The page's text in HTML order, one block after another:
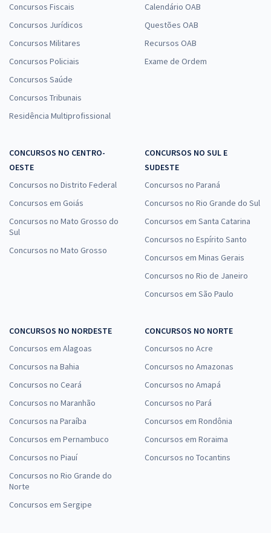
Concursos Fiscais
Concursos Jurídicos
Concursos Militares
Concursos Policiais
Concursos Saúde
Concursos Tribunais
Residência Multiprofissional
Calendário OAB
Questões OAB
Recursos OAB
Exame de Ordem
CONCURSOS NO CENTRO-
OESTE
Concursos no Distrito Federal
Concursos em Goiás
Concursos no Mato Grosso do
Sul
Concursos no Mato Grosso
CONCURSOS NO SUL E
SUDESTE
Concursos no Paraná
Concursos no Rio Grande do Sul
Concursos em Santa Catarina
Concursos no Espírito Santo
Concursos em Minas Gerais
Concursos no Rio de Janeiro
Concursos em São Paulo
CONCURSOS NO NORDESTE
Concursos em Alagoas
Concursos na Bahia
Concursos no Ceará
Concursos no Maranhão
Concursos na Paraíba
Concursos em Pernambuco
Concursos no Piauí
Concursos no Rio Grande do
Norte
Concursos em Sergipe
CONCURSOS NO NORTE
Concursos no Acre
Concursos no Amazonas
Concursos no Amapá
Concursos no Pará
Concursos em Rondônia
Concursos em Roraima
Concursos no Tocantins